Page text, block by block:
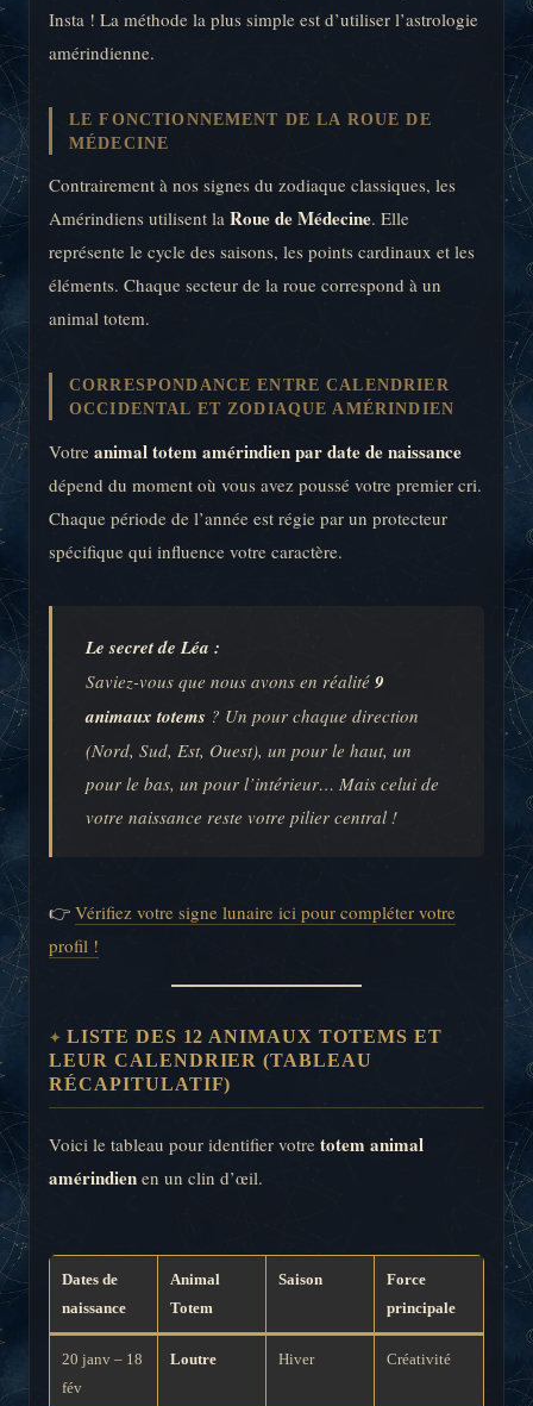
Insta ! La méthode la plus simple est d’utiliser l’astrologie
amérindienne.
LE FONCTIONNEMENT DE LA ROUE DE
MÉDECINE
Contrairement à nos signes du zodiaque classiques, les
Amérindiens utilisent la Roue de Médecine. Elle
représente le cycle des saisons, les points cardinaux et les
éléments. Chaque secteur de la roue correspond à un
animal totem.
CORRESPONDANCE ENTRE CALENDRIER
OCCIDENTAL ET ZODIAQUE AMÉRINDIEN
Votre animal totem amérindien par date de naissance
dépend du moment où vous avez poussé votre premier cri.
Chaque période de l’année est régie par un protecteur
spécifique qui influence votre caractère.
Le secret de Léa :
Saviez-vous que nous avons en réalité 9
animaux totems ? Un pour chaque direction
(Nord, Sud, Est, Ouest), un pour le haut, un
pour le bas, un pour l’intérieur… Mais celui de
votre naissance reste votre pilier central !
👉 Vérifiez votre signe lunaire ici pour compléter votre
profil !
LISTE DES 12 ANIMAUX TOTEMS ET
LEUR CALENDRIER (TABLEAU
RÉCAPITULATIF)
Voici le tableau pour identifier votre totem animal
amérindien en un clin d’œil.
Dates de
naissance
Animal
Totem
Saison
Force
principale
20 janv – 18
fév
Loutre Hiver Créativité